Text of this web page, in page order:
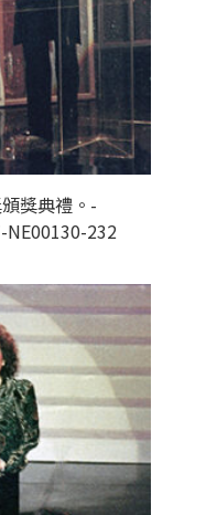
獎典禮。-
NE00130-232